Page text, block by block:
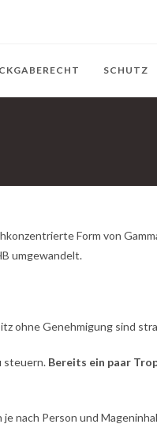
SCHUTZ
Form von
umgewandelt.
ohne Genehmigung sind
steuern. Bereits ein paar
nach Person und